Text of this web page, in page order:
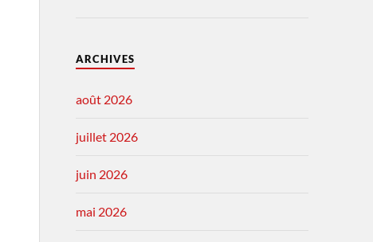
ARCHIVES
août 2026
juillet 2026
juin 2026
mai 2026